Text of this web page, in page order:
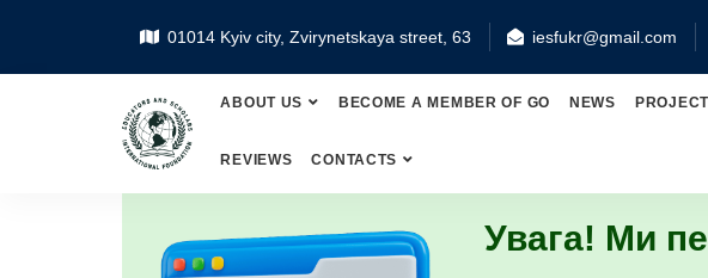
01014 Kyiv city, Zvirynetskaya street, 63 iesfukr@gmail.com
ABOUT US BECOME A MEMBER OF GO NEWS
REVIEWS CONTACTS
Увага! Ми